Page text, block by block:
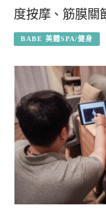
度按摩、筋膜關
BABE 美體SPA/健身